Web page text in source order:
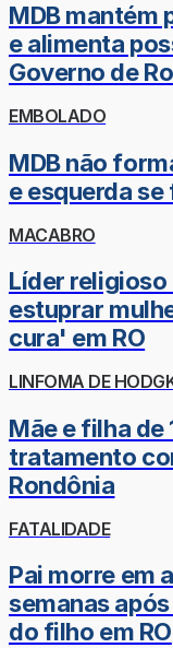
MDB mantém
e alimenta
Governo de
EMBOLADO
MDB não
e esquerda
MACABRO
Líder religioso
estuprar
cura' em RO
LINFOMA DE
Mãe e filha de
tratamento
Rondônia
FATALIDADE
Pai morre em
semanas
do filho em RO